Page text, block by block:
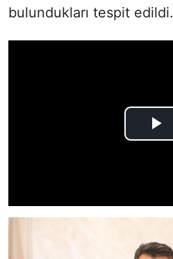
bulundukları tespit edildi.